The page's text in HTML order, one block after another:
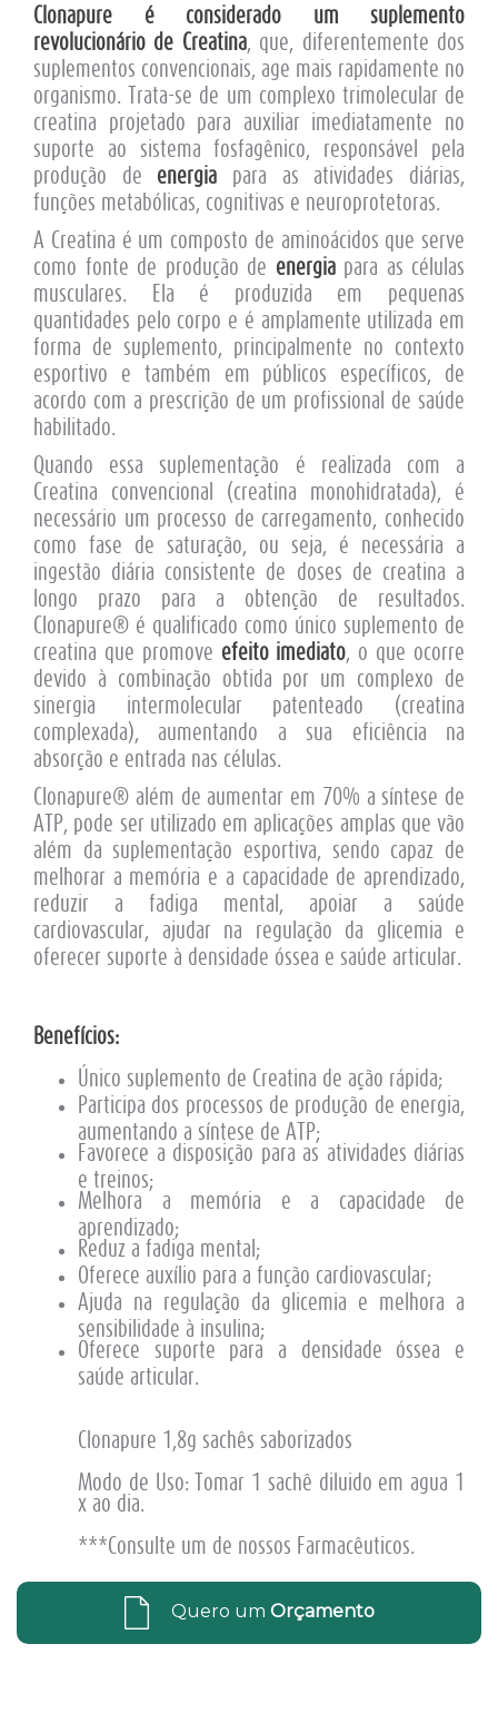
Clonapure é considerado um suplemento
revolucionário de Creatina, que, diferentemente dos
suplementos convencionais, age mais rapidamente no
organismo. Trata-se de um complexo trimolecular de
creatina projetado para auxiliar imediatamente no
suporte ao sistema fosfagênico, responsável pela
produção de energia para as atividades diárias,
funções metabólicas, cognitivas e neuroprotetoras.
A Creatina é um composto de aminoácidos que serve
como fonte de produção de energiapara as células
musculares. Ela é produzida em pequenas
quantidades pelo corpo e é amplamente utilizada em
forma de suplemento, principalmente no contexto
esportivo e também em públicos específicos, de
acordo com a prescrição de um profissional de saúde
habilitado.
Quando essa suplementação é realizada com a
Creatina convencional (creatina monohidratada), é
necessário um processo de carregamento, conhecido
como fase de saturação, ou seja, é necessária a
ingestão diária consistente de doses de creatina a
longo prazo para a obtenção de resultados.
Clonapure® é qualificado como único suplemento de
creatina que promove efeito imediato, o que ocorre
devido à combinação obtida por um complexo de
sinergia intermolecular patenteado (creatina
complexada), aumentando a sua eficiência na
absorção e entrada nas células.
Clonapure® além de aumentar em 70% a síntese de
ATP, pode ser utilizado em aplicações amplas que vão
além da suplementação esportiva, sendo capaz de
melhorar a memória e a capacidade de aprendizado,
reduzir a fadiga mental, apoiar a saúde
cardiovascular, ajudar na regulação da glicemia e
oferecer suporte à densidade óssea e saúde articular.
Benefícios:
Único suplemento de Creatina de ação rápida;
Participa dos processos de produção de energia,
aumentando a síntese de ATP;
Favorece a disposição para as atividades diárias
e treinos;
Melhora a memória e a capacidade de
aprendizado;
Reduz a fadiga mental;
Oferece auxílio para a função cardiovascular;
Ajuda na regulação da glicemia e melhora a
sensibilidade à insulina;
Oferece suporte para a densidade óssea e
saúde articular.
Clonapure 1,8g sachês saborizados
Modo de Uso: Tomar 1 sachê diluido em agua 1
x ao dia.
***Consulte um de nossos Farmacêuticos.
Quero um Orçamento